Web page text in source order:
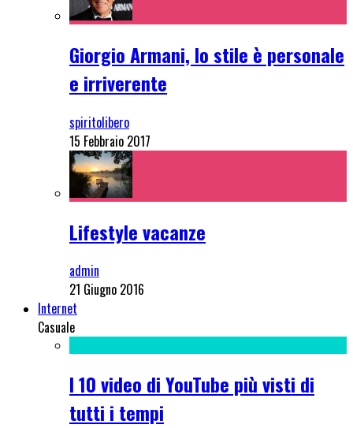
Giorgio Armani, lo stile è personale
e irriverente
spiritolibero
15 Febbraio 2017
Lifestyle vacanze
admin
21 Giugno 2016
Internet
Casuale
I 10 video di YouTube più visti di
tutti i tempi